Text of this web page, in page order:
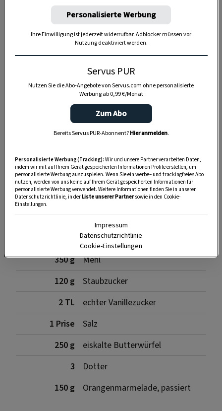
SPEICHERN DRUCKEN
Zutaten
350 g
Mehl
120 g
Staubzucker
2 TL
echter Vanillezucker
1 Prise
Salz
250 g
eiskalte Butterwürfel
3
Dotter
150 g
Orangenmarmelade, passiert
Personalisierte Werbung
Ihre Einwilligung ist jederzeit widerrufbar. Adblocker müssen vor
Nutzung deaktiviert werden.
Servus PUR
Nutzen Sie die Abo-Angebote von Servus.com ohne personalisierte
Werbung ab 0,99 €/Monat
Zum Abo
Bereits Servus PUR-Abonnent?Hier anmelden.
Personalisierte Werbung (Tracking): Wir und unsere Partner verarbeiten Daten,
indem wir mit auf Ihrem Gerät gespeicherten Informationen Profile erstellen, um
personalisierte Werbung auszuspielen. Wenn Sie ein werbe– und trackingfreies Abo
nutzen, werden von uns keine auf Ihrem Gerät gespeicherten Informationen für
personalisierte Werbung verwendet. Weitere Informationen finden Sie in unserer
Datenschutzrichtlinie, in derListe unserer Partnersowie in den Cookie-
Einstellungen.
Impressum
Datenschutzrichtlinie
Cookie-Einstellungen